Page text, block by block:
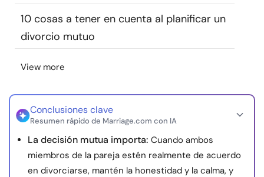
Idioma
Sobre nosotros
© Copyright 2026. Todos los derechos reservados.
10 cosas a tener en cuenta al planificar un
divorcio mutuo
View more
Conclusiones clave
Resumen rápido de Marriage.com con IA
La decisión mutua importa: Cuando ambos
miembros de la pareja estén realmente de acuerdo
en divorciarse, mantén la honestidad y la calma, y